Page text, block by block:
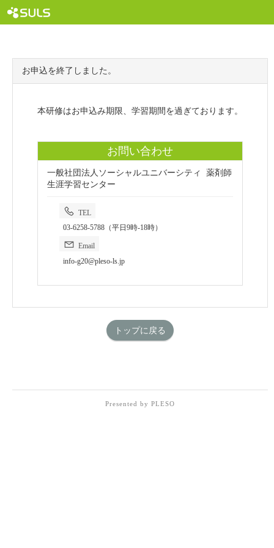
お申込を終了しました。
本研修はお申込み期限、学習期間を過ぎております。
お問い合わせ
一般社団法人ソーシャルユニバーシティ 薬剤師
生涯学習センター
TEL
03-6258-5788（平日9時-18時）
Email
info-g20@pleso-ls.jp
トップに戻る
Presented by PLESO